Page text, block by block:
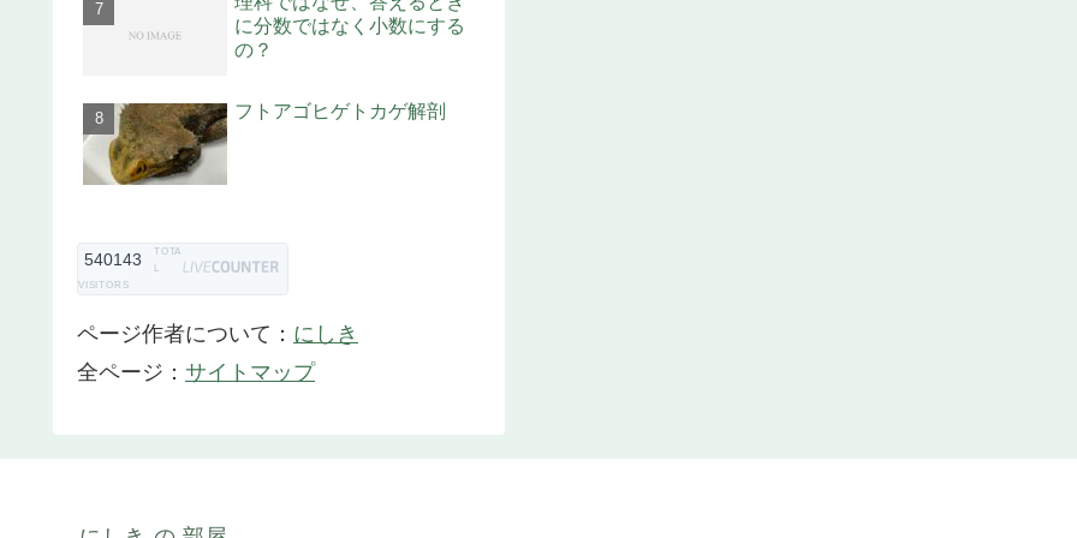
に分数ではなく小数にする
の？
フトアゴヒゲトカゲ解剖
540143
TOTA
L
VISITORS
ページ作者について： にしき
全ページ： サイトマップ